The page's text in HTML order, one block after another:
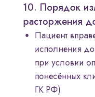
10. Порядок
расторжения
Пациент
исполнения
при условии
понесённых
ГК РФ)